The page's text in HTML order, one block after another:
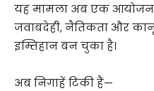
यह मामला अब एक आयोजन
जवाबदेही, नैतिकता और
इम्तिहान बन चुका है।
अब निगाहें टिकी हैं—